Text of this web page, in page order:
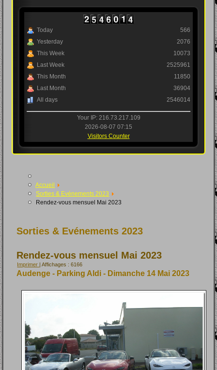
Today
Yesterday
This Week
Last Week
This Month
Last Month
All days
566
2076
10073
2525961
11850
36904
2546014
Your IP: 216.73.217.109
2026-08-07 07:15
Visitors Counter
Accueil
Sorties & Evénements 2023
Rendez-vous mensuel Mai 2023
Sorties & Evénements 2023
Rendez-vous mensuel Mai 2023
Imprimer | Affichages : 6166
Audenge - Parking Aldi - Dimanche 14 Mai 2023